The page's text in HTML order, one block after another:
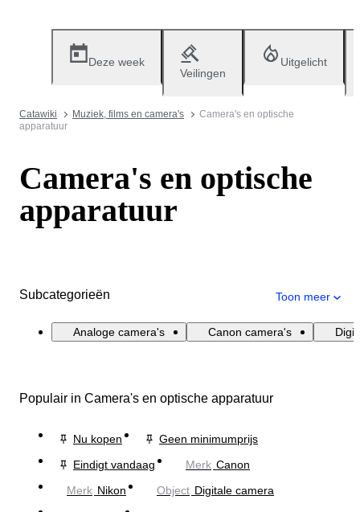
Deze week
Veilingen
Uitgelicht
Catawiki Muziek, films en camera's
Camera's en optische
apparatuur
Camera's en optische
apparatuur
Subcategorieën Toon meer
Analoge camera's Canon camera's
Populair in Camera's en optische apparatuur
Nu kopen
Geen minimumprijs
Eindigt vandaag
Merk Canon
Merk Nikon Object Digitale camera